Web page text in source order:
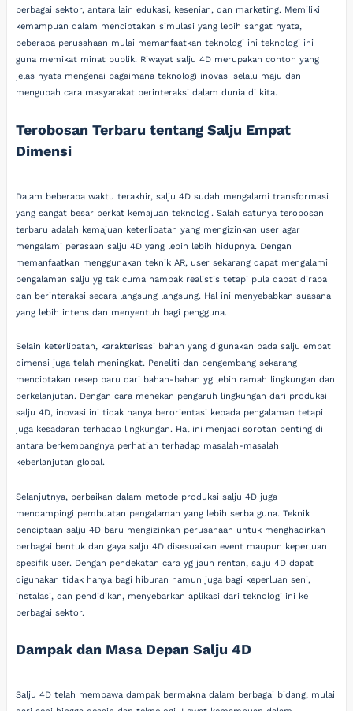
berbagai sektor, antara lain edukasi, kesenian, dan marketing. Memiliki
kemampuan dalam menciptakan simulasi yang lebih sangat nyata,
beberapa perusahaan mulai memanfaatkan teknologi ini teknologi ini
guna memikat minat publik. Riwayat salju 4D merupakan contoh yang
jelas nyata mengenai bagaimana teknologi inovasi selalu maju dan
mengubah cara masyarakat berinteraksi dalam dunia di kita.
Terobosan Terbaru tentang Salju Empat
Dimensi
Dalam beberapa waktu terakhir, salju 4D sudah mengalami transformasi
yang sangat besar berkat kemajuan teknologi. Salah satunya terobosan
terbaru adalah kemajuan keterlibatan yang mengizinkan user agar
mengalami perasaan salju 4D yang lebih lebih hidupnya. Dengan
memanfaatkan menggunakan teknik AR, user sekarang dapat mengalami
pengalaman salju yg tak cuma nampak realistis tetapi pula dapat diraba
dan berinteraksi secara langsung langsung. Hal ini menyebabkan suasana
yang lebih intens dan menyentuh bagi pengguna.
Selain keterlibatan, karakterisasi bahan yang digunakan pada salju empat
dimensi juga telah meningkat. Peneliti dan pengembang sekarang
menciptakan resep baru dari bahan-bahan yg lebih ramah lingkungan dan
berkelanjutan. Dengan cara menekan pengaruh lingkungan dari produksi
salju 4D, inovasi ini tidak hanya berorientasi kepada pengalaman tetapi
juga kesadaran terhadap lingkungan. Hal ini menjadi sorotan penting di
antara berkembangnya perhatian terhadap masalah-masalah
keberlanjutan global.
Selanjutnya, perbaikan dalam metode produksi salju 4D juga
mendampingi pembuatan pengalaman yang lebih serba guna. Teknik
penciptaan salju 4D baru mengizinkan perusahaan untuk menghadirkan
berbagai bentuk dan gaya salju 4D disesuaikan event maupun keperluan
spesifik user. Dengan pendekatan cara yg jauh rentan, salju 4D dapat
digunakan tidak hanya bagi hiburan namun juga bagi keperluan seni,
instalasi, dan pendidikan, menyebarkan aplikasi dari teknologi ini ke
berbagai sektor.
Dampak dan Masa Depan Salju 4D
Salju 4D telah membawa dampak bermakna dalam berbagai bidang, mulai